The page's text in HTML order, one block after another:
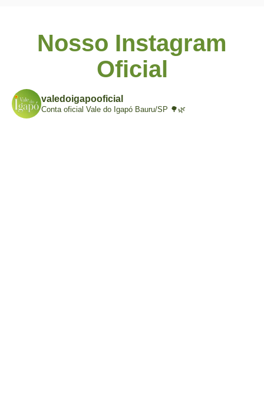
Nosso Instagram
Oficial
valedoigapooficial
Conta oficial Vale do Igapó Bauru/SP 🌳🌿